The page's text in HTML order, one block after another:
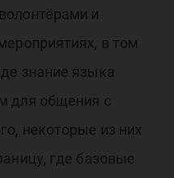
и
в том
знание языка
для общения с
некоторые из них
где базовые